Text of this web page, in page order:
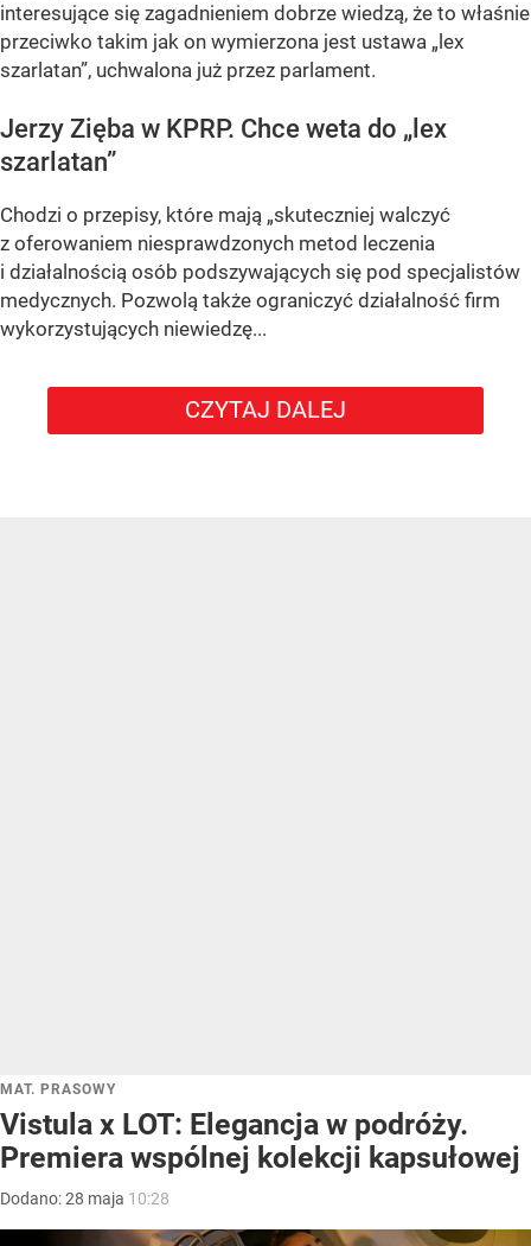
interesujące się zagadnieniem dobrze wiedzą, że to właśnie
przeciwko takim jak on wymierzona jest ustawa „lex
szarlatan”, uchwalona już przez parlament.
Jerzy Zięba w KPRP. Chce weta do „lex
szarlatan”
Chodzi o przepisy, które mają „skuteczniej walczyć
z oferowaniem niesprawdzonych metod leczenia
i działalnością osób podszywających się pod specjalistów
medycznych. Pozwolą także ograniczyć działalność firm
wykorzystujących niewiedzę...
CZYTAJ DALEJ
MAT. PRASOWY
Vistula x LOT: Elegancja w podróży.
Premiera wspólnej kolekcji kapsułowej
Dodano:28 maja 10:28